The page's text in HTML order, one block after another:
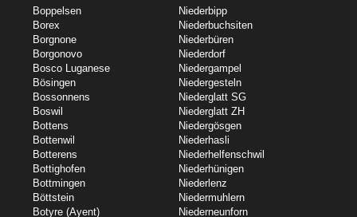
Boppelsen
Borex
Borgnone
Borgonovo
Bosco Luganese
Bösingen
Bossonnens
Boswil
Bottens
Bottenwil
Botterens
Bottighofen
Bottmingen
Böttstein
Botyre (Ayent)
Niederbipp
Niederbuchsiten
Niederbüren
Niederdorf
Niedergampel
Niedergesteln
Niederglatt SG
Niederglatt ZH
Niedergösgen
Niederhasli
Niederhelfenschwil
Niederhünigen
Niederlenz
Niedermuhlern
Niederneunforn